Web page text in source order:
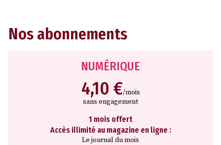
Nos abonnements
NUMÉRIQUE
4,10 €/mois
sans engagement
1 mois offert
Accès illimité au magazine en ligne :
Le journal du mois